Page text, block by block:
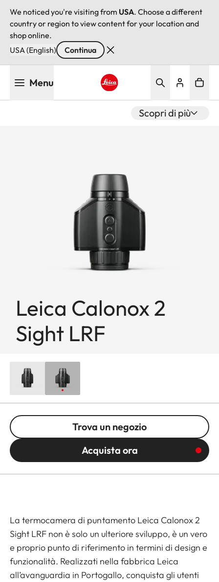
We noticed you're visiting from USA. Choose a different
country or region to view content for your location and
shop online.
USA (English)
Continua
Menu
Scopri di più
Leica Calonox 2
Sight LRF
Trova un negozio
Acquista ora
La termocamera di puntamento Leica Calonox 2
Sight LRF non è solo un ulteriore sviluppo, è un vero
e proprio punto di riferimento in termini di design e
funzionalità. Realizzati nella fabbrica Leica
all’avanguardia in Portogallo, conquista gli utenti